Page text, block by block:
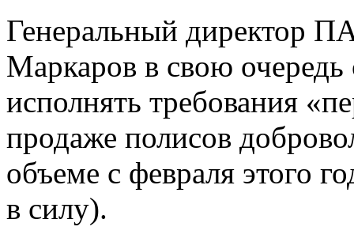
Генеральный директор
Маркаров в свою
исполнять требования
продаже полисов
объеме с февраля этого
в силу).